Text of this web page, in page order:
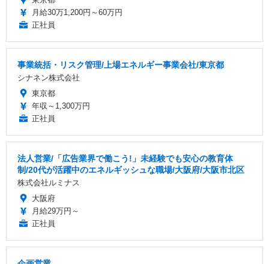
月給30万1,200円～60万円
正社員
事業統括・リスク管理/上場エネルギー事業会社/東京都
シナネン株式会社
東京都
年収～1,300万円
正社員
法人営業/「広告業界で働こう!」未経験でも安心の教育体
制/20代が活躍中のエネルギッシュな職場/大阪府/大阪市北区
株式会社ルミナス
大阪府
月給29万円～
正社員